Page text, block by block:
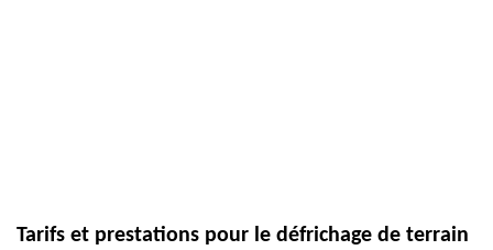
Tarifs et prestations pour le défrichage de terrain